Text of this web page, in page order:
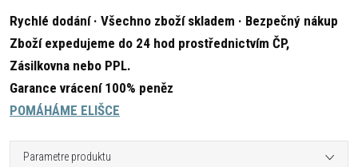
Rychlé dodání · Všechno zboží skladem · Bezpečný nákup
Zboží expedujeme do 24 hod prostřednictvím ČP,
Zásilkovna nebo PPL.
Garance vrácení 100% peněz
POMÁHÁME ELIŠCE
Parametre produktu